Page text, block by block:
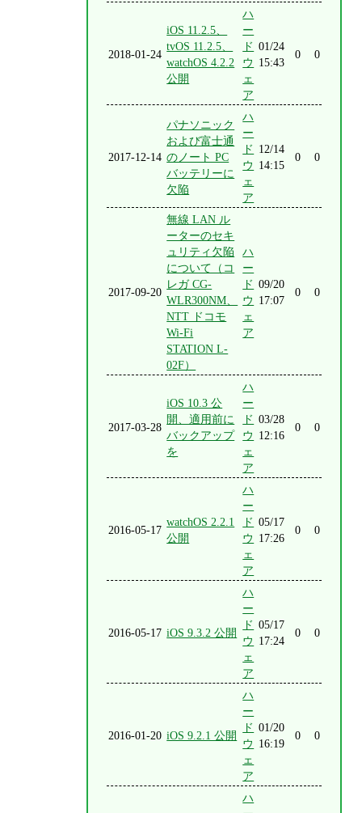
2018-01-24
iOS 11.2.5、
tvOS 11.2.5、
watchOS 4.2.2
公開
ハ
ー
ド
ウ
ェ
ア
01/24
15:43
0 0
2017-12-14
パナソニック
および富士通
のノート PC
バッテリーに
欠陥
ハ
ー
ド
ウ
ェ
ア
12/14
14:15
0 0
2017-09-20
無線 LAN ル
ーターのセキ
ュリティ欠陥
について（コ
レガ CG-
WLR300NM、
NTT ドコモ
Wi-Fi
STATION L-
02F）
ハ
ー
ド
ウ
ェ
ア
09/20
17:07
0 0
2017-03-28
iOS 10.3 公
開、適用前に
バックアップ
を
ハ
ー
ド
ウ
ェ
ア
03/28
12:16
0 0
2016-05-17
watchOS 2.2.1
公開
ハ
ー
ド
ウ
ェ
ア
05/17
17:26
0 0
2016-05-17 iOS 9.3.2 公開
ハ
ー
ド
ウ
ェ
ア
05/17
17:24
0 0
2016-01-20 iOS 9.2.1 公開
ハ
ー
ド
ウ
ェ
ア
01/20
16:19
0 0
ハ